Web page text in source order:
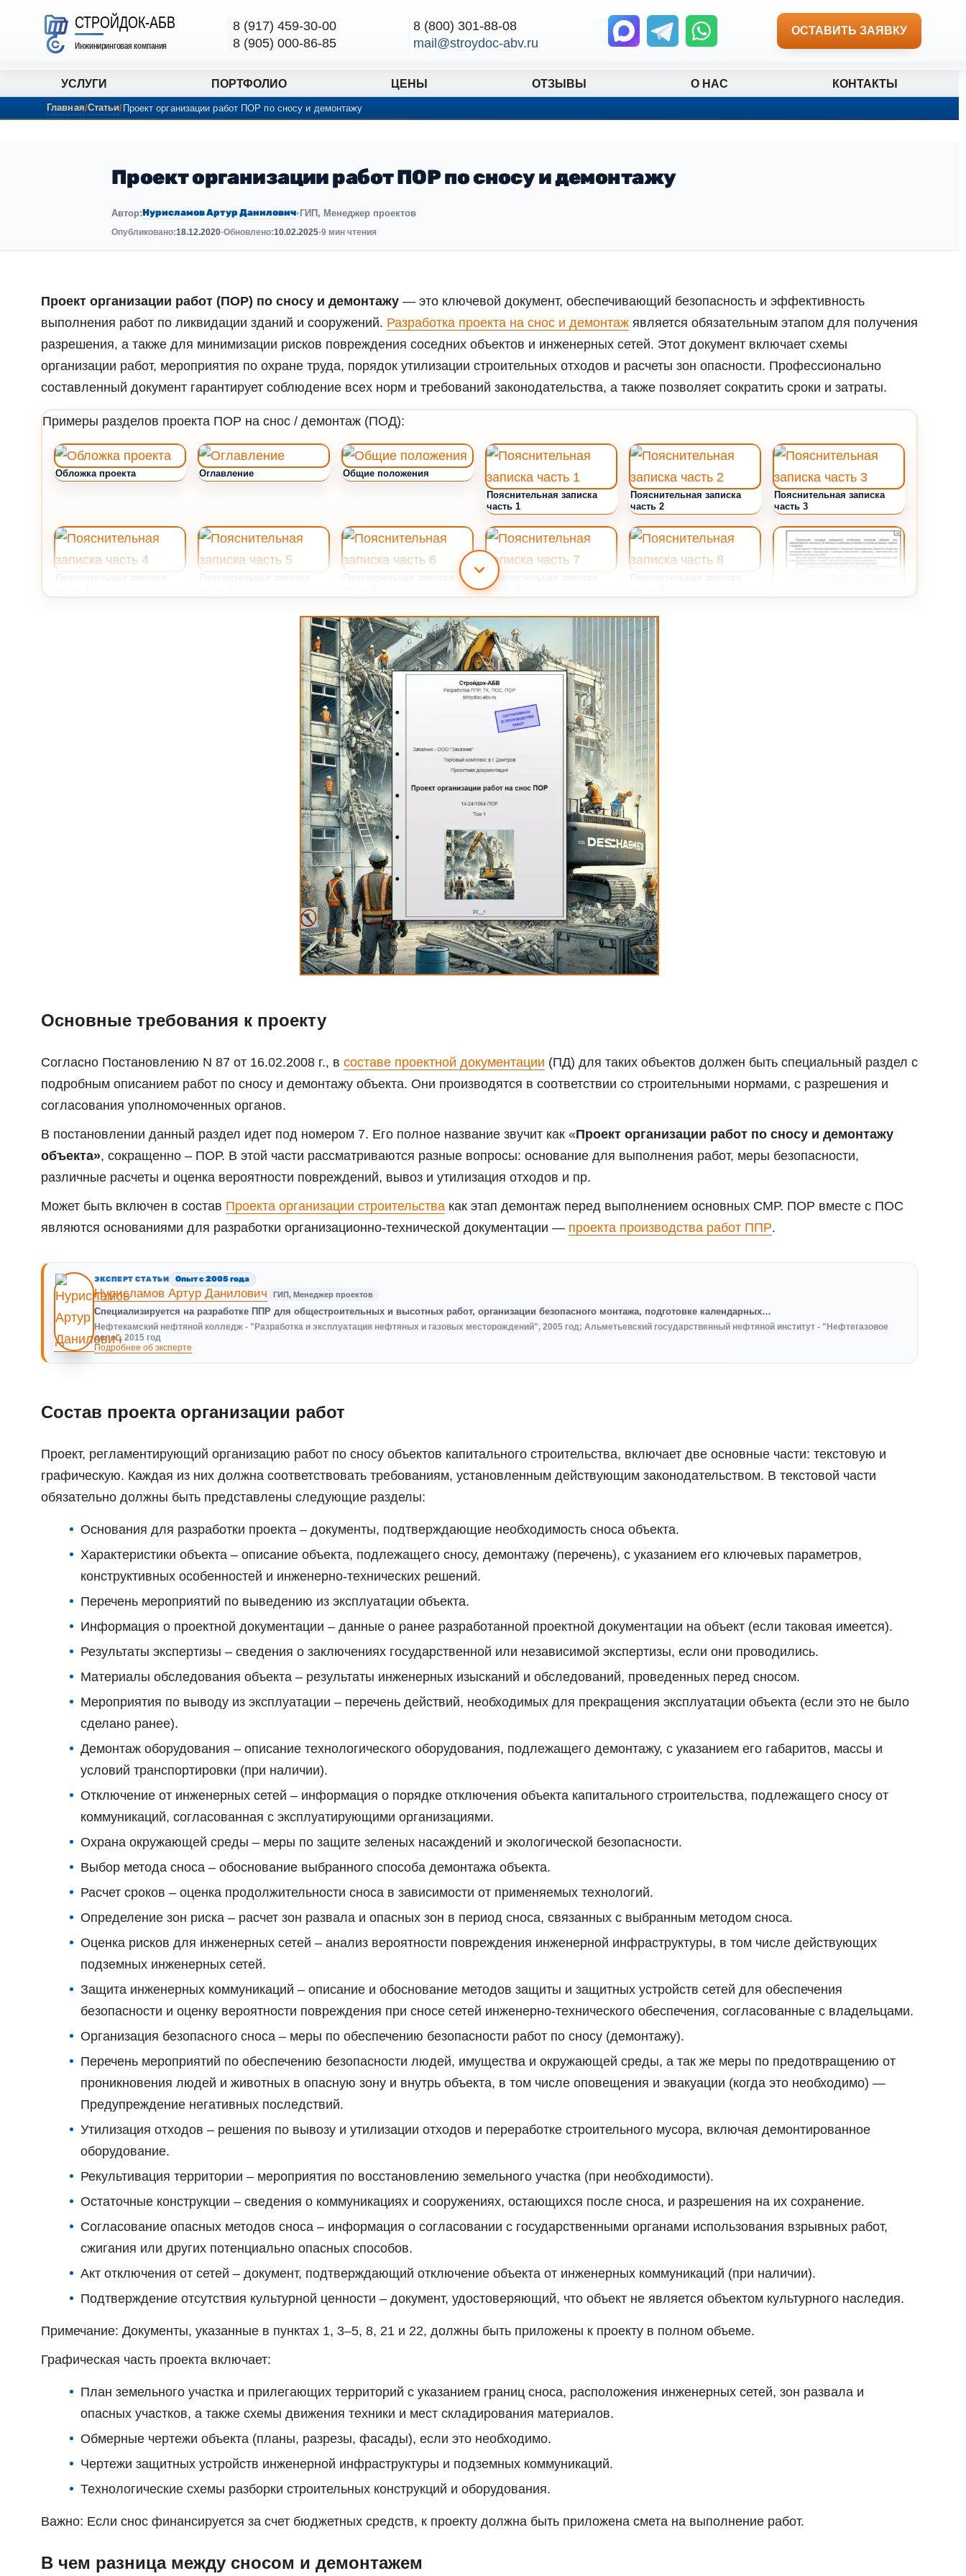
Перейти к содержанию
СТРОЙДОК-АБВ
Инжиниринговая компания
8 (917) 459-30-00
8 (905) 000-86-85
8 (800) 301-88-08
mail@stroydoc-abv.ru
ОСТАВИТЬ ЗАЯВКУ
УСЛУГИ ПОРТФОЛИО ЦЕНЫ ОТЗЫВЫ О НАС КОНТАКТЫ
Главная Статьи Проект организации работ ПОР по сносу и демонтажу
Проект организации работ ПОР по сносу и демонтажу
Автор:Нурисламов Артур Данилович•ГИП, Менеджер проектов
Опубликовано:18.12.2020•Обновлено:10.02.2025•9 мин чтения
Проект организации работ (ПОР) по сносу и демонтажу — это ключевой документ, обеспечивающий безопасность и эффективность
выполнения работ по ликвидации зданий и сооружений. Разработка проекта на снос и демонтаж является обязательным этапом для получения
разрешения, а также для минимизации рисков повреждения соседних объектов и инженерных сетей. Этот документ включает схемы
организации работ, мероприятия по охране труда, порядок утилизации строительных отходов и расчеты зон опасности. Профессионально
составленный документ гарантирует соблюдение всех норм и требований законодательства, а также позволяет сократить сроки и затраты.
Примеры разделов проекта ПОР на снос / демонтаж (ПОД):
Здесь представлены основные разделы проекта. Полный документ доступен для загрузки по ссылке:Скачать пример проекта ПОР на снос /
демонтаж .
Основные требования к проекту
Согласно Постановлению N 87 от 16.02.2008 г., в составе проектной документации (ПД) для таких объектов должен быть специальный раздел с
подробным описанием работ по сносу и демонтажу объекта. Они производятся в соответствии со строительными нормами, с разрешения и
согласования уполномоченных органов.
В постановлении данный раздел идет под номером 7. Его полное название звучит как «Проект организации работ по сносу и демонтажу
объекта», сокращенно – ПОР. В этой части рассматриваются разные вопросы: основание для выполнения работ, меры безопасности,
различные расчеты и оценка вероятности повреждений, вывоз и утилизация отходов и пр.
Может быть включен в состав Проекта организации строительства как этап демонтаж перед выполнением основных СМР. ПОР вместе с ПОС
являются основаниями для разработки организационно-технической документации — проекта производства работ ППР.
ЭКСПЕРТ СТАТЬИ Опыт с 2005 года
Нурисламов Артур Данилович ГИП, Менеджер проектов
Специализируется на разработке ППР для общестроительных и высотных работ, организации безопасного монтажа, подготовке календарных…
Нефтекамский нефтяной колледж - "Разработка и эксплуатация нефтяных и газовых месторождений", 2005 год; Альметьевский государственный нефтяной институт - "Нефтегазовое
дело", 2015 год
Подробнее об эксперте
Состав проекта организации работ
Проект, регламентирующий организацию работ по сносу объектов капитального строительства, включает две основные части: текстовую и
графическую. Каждая из них должна соответствовать требованиям, установленным действующим законодательством. В текстовой части
обязательно должны быть представлены следующие разделы:
Основания для разработки проекта – документы, подтверждающие необходимость сноса объекта.
Характеристики объекта – описание объекта, подлежащего сносу, демонтажу (перечень), с указанием его ключевых параметров,
конструктивных особенностей и инженерно-технических решений.
Перечень мероприятий по выведению из эксплуатации объекта.
Информация о проектной документации – данные о ранее разработанной проектной документации на объект (если таковая имеется).
Результаты экспертизы – сведения о заключениях государственной или независимой экспертизы, если они проводились.
Материалы обследования объекта – результаты инженерных изысканий и обследований, проведенных перед сносом.
Мероприятия по выводу из эксплуатации – перечень действий, необходимых для прекращения эксплуатации объекта (если это не было
сделано ранее).
Демонтаж оборудования – описание технологического оборудования, подлежащего демонтажу, с указанием его габаритов, массы и
условий транспортировки (при наличии).
Отключение от инженерных сетей – информация о порядке отключения объекта капитального строительства, подлежащего сносу от
коммуникаций, согласованная с эксплуатирующими организациями.
Охрана окружающей среды – меры по защите зеленых насаждений и экологической безопасности.
Выбор метода сноса – обоснование выбранного способа демонтажа объекта.
Расчет сроков – оценка продолжительности сноса в зависимости от применяемых технологий.
Определение зон риска – расчет зон развала и опасных зон в период сноса, связанных с выбранным методом сноса.
Оценка рисков для инженерных сетей – анализ вероятности повреждения инженерной инфраструктуры, в том числе действующих
подземных инженерных сетей.
Защита инженерных коммуникаций – описание и обоснование методов защиты и защитных устройств сетей для обеспечения
безопасности и оценку вероятности повреждения при сносе сетей инженерно-технического обеспечения, согласованные с владельцами.
Организация безопасного сноса – меры по обеспечению безопасности работ по сносу (демонтажу).
Перечень мероприятий по обеспечению безопасности людей, имущества и окружающей среды, а так же меры по предотвращению от
проникновения людей и животных в опасную зону и внутрь объекта, в том числе оповещения и эвакуации (когда это необходимо) —
Предупреждение негативных последствий.
Утилизация отходов – решения по вывозу и утилизации отходов и переработке строительного мусора, включая демонтированное
оборудование.
Рекультивация территории – мероприятия по восстановлению земельного участка (при необходимости).
Остаточные конструкции – сведения о коммуникациях и сооружениях, остающихся после сноса, и разрешения на их сохранение.
Согласование опасных методов сноса – информация о согласовании с государственными органами использования взрывных работ,
сжигания или других потенциально опасных способов.
Акт отключения от сетей – документ, подтверждающий отключение объекта от инженерных коммуникаций (при наличии).
Подтверждение отсутствия культурной ценности – документ, удостоверяющий, что объект не является объектом культурного наследия.
Примечание: Документы, указанные в пунктах 1, 3–5, 8, 21 и 22, должны быть приложены к проекту в полном объеме.
Графическая часть проекта включает:
План земельного участка и прилегающих территорий с указанием границ сноса, расположения инженерных сетей, зон развала и
опасных участков, а также схемы движения техники и мест складирования материалов.
Обмерные чертежи объекта (планы, разрезы, фасады), если это необходимо.
Чертежи защитных устройств инженерной инфраструктуры и подземных коммуникаций.
Технологические схемы разборки строительных конструкций и оборудования.
Важно: Если снос финансируется за счет бюджетных средств, к проекту должна быть приложена смета на выполнение работ.
В чем разница между сносом и демонтажем